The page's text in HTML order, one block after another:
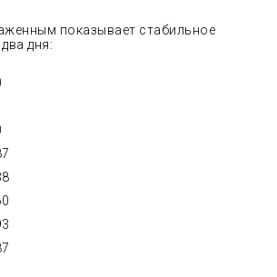
показывает стабильное
дня: